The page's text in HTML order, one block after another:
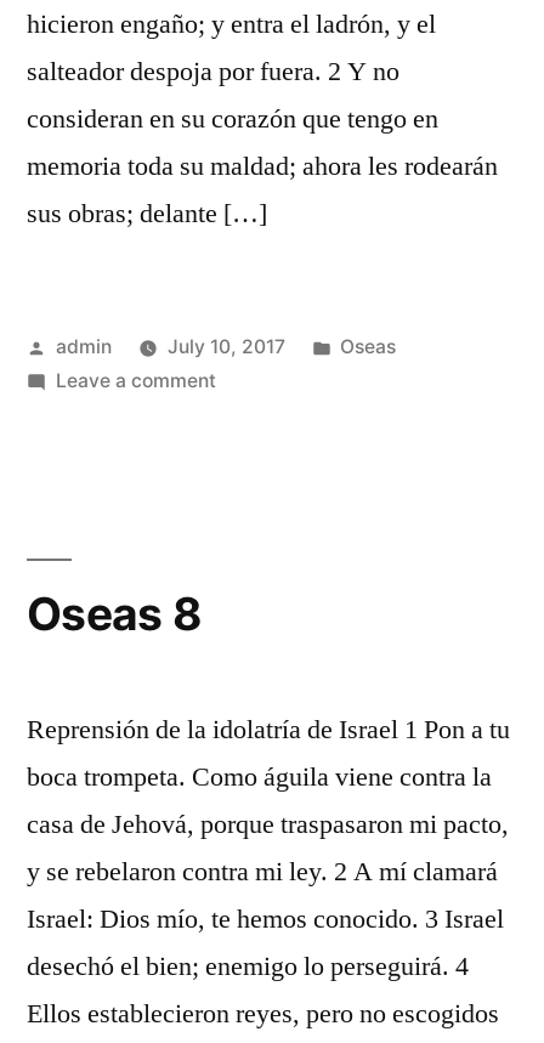
hicieron engaño; y entra el ladrón, y el
salteador despoja por fuera. 2 Y no
consideran en su corazón que tengo en
memoria toda su maldad; ahora les rodearán
sus obras; delante […]
Posted
by
admin July 10, 2017
Posted
Oseas
Leave a commenton
Oseas 8
Reprensión de la idolatría de Israel 1 Pon a tu
boca trompeta. Como águila viene contra la
casa de Jehová, porque traspasaron mi pacto,
y se rebelaron contra mi ley. 2 A mí clamará
Israel: Dios mío, te hemos conocido. 3 Israel
desechó el bien; enemigo lo perseguirá. 4
Ellos establecieron reyes, pero no escogidos